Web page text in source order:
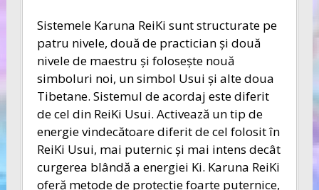
Sistemele Karuna ReiKi sunt structurate pe
patru nivele, două de practician şi două
nivele de maestru şi foloseşte nouă
simboluri noi, un simbol Usui şi alte doua
Tibetane. Sistemul de acordaj este diferit
de cel din ReiKi Usui. Activează un tip de
energie vindecătoare diferit de cel folosit în
ReiKi Usui, mai puternic şi mai intens decât
curgerea blândă a energiei Ki. Karuna ReiKi
oferă metode de protecţie foarte puternice,